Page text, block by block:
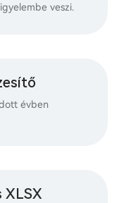
veszi.
évben
XLSX